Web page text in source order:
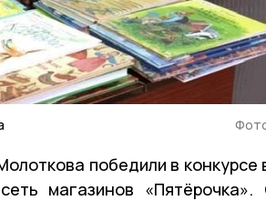
победили в конкурсе
магазинов